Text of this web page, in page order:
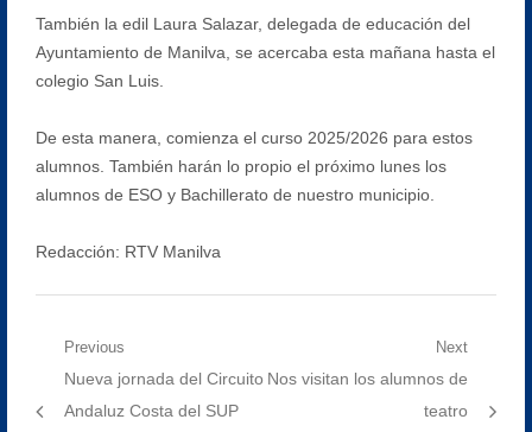
También la edil Laura Salazar, delegada de educación del
Ayuntamiento de Manilva, se acercaba esta mañana hasta el
colegio San Luis.
De esta manera, comienza el curso 2025/2026 para estos
alumnos. También harán lo propio el próximo lunes los
alumnos de ESO y Bachillerato de nuestro municipio.
Redacción: RTV Manilva
Navegación
Previous
Previous
post:
Nueva jornada del Circuito
Andaluz Costa del SUP
Next
Next
Nos visitan los alumnos de
teatro